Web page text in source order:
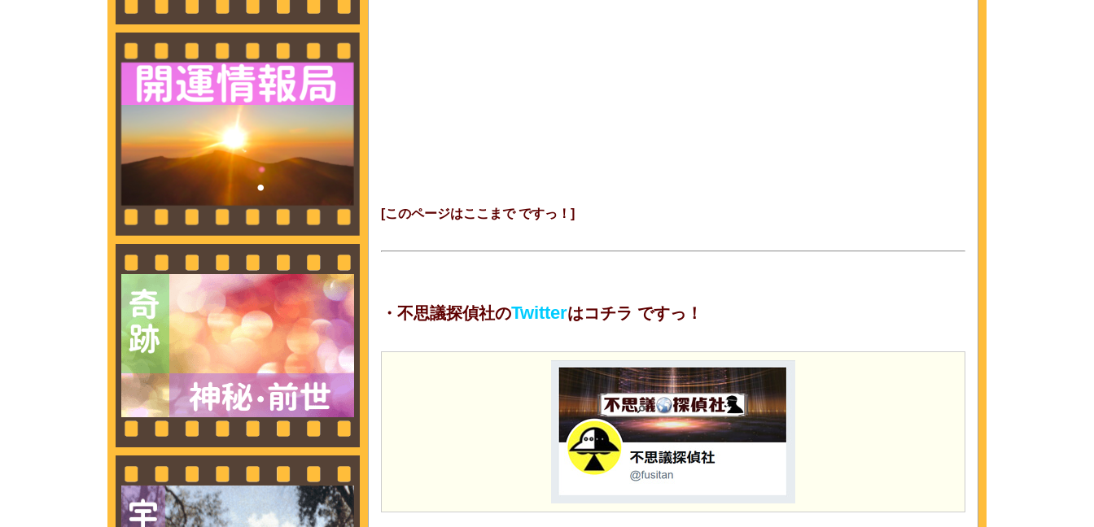
[このページはここまで ですっ！]
・不思議探偵社のTwitterはコチラ ですっ！